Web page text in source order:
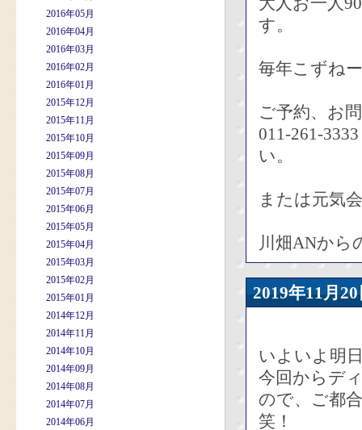
2016年05月
2016年04月
2016年03月
2016年02月
2016年01月
2015年12月
2015年11月
2015年10月
2015年09月
2015年08月
2015年07月
2015年06月
2015年05月
2015年04月
2015年03月
2015年02月
2015年01月
2014年12月
2014年11月
2014年10月
2014年09月
2014年08月
2014年07月
2014年06月
す。
毎年こずね
ご予約、お
011-261-
い。
または元気
川畑ANから
2019年11
いよいよ明
今回からデ
ので、ご都
笑！